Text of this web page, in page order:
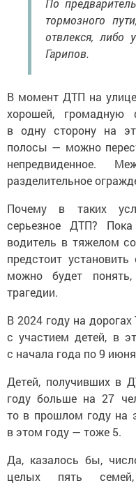
По
тормозного
отвлекся, либо
Гарипов.
В момент ДТП на
хорошей, громадную
в одну сторону на
полосы — можно
непредвиденное.
разделительное
Почему в таких
серьезное ДТП?
водитель в тяжелом
предстоит
можно будет
трагедии.
В 2024 году на
с участием детей, в
с начала года по 9
Детей, получивших в
году больше на 27
то в прошлом году на
в этом году — тоже 5.
Да, казалось бы,
целых пять